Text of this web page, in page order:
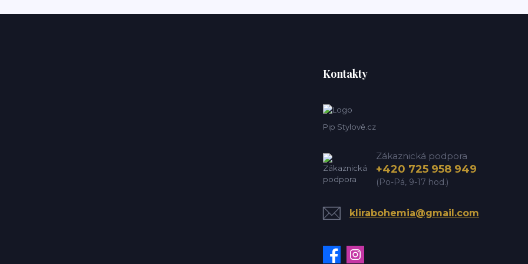
Kontakty
Pip Stylově.cz
Zákaznická podpora
+420 725 958 949
(Po-Pá, 9-17 hod.)
klirabohemia@gmail.com